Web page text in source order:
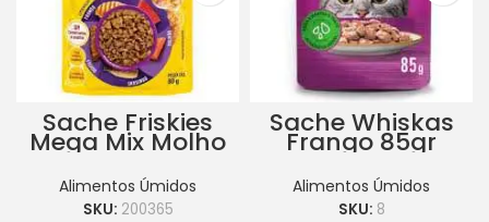
Sache Friskies
Mega Mix Molho
Cremoso 85g
Alimentos Úmidos
SKU: 200365
Sache Whiskas
Frango 85gr
Alimentos Úmidos
SKU: 8